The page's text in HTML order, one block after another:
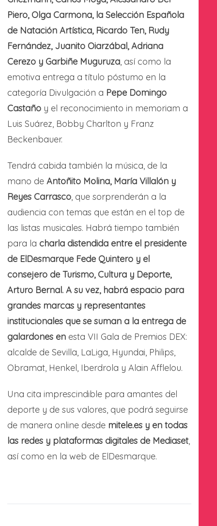
Piero, Olga Carmona, la Selección Española
de Natación Artística, Ricardo Ten, Rudy
Fernández, Juanito Oiarzábal, Adriana
Cerezo y Garbiñe Muguruza, así como la
emotiva entrega a título póstumo en la
categoría Divulgación a Pepe Domingo
Castaño y el reconocimiento in memoriam a
Luis Suárez, Bobby Charlton y Franz
Beckenbauer.
Tendrá cabida también la música, de la
mano de Antoñito Molina, María Villalón y
Reyes Carrasco, que sorprenderán a la
audiencia con temas que están en el top de
las listas musicales. Habrá tiempo también
para la charla distendida entre el presidente
de ElDesmarque Fede Quintero y el
consejero de Turismo, Cultura y Deporte,
Arturo Bernal. A su vez, habrá espacio para
grandes marcas y representantes
institucionales que se suman a la entrega de
galardones en esta VII Gala de Premios DEX:
alcalde de Sevilla, LaLiga, Hyundai, Philips,
Obramat, Henkel, Iberdrola y Alain Afflelou.
Una cita imprescindible para amantes del
deporte y de sus valores, que podrá seguirse
de manera online desde mitele.es y en todas
las redes y plataformas digitales de Mediaset,
así como en la web de ElDesmarque.